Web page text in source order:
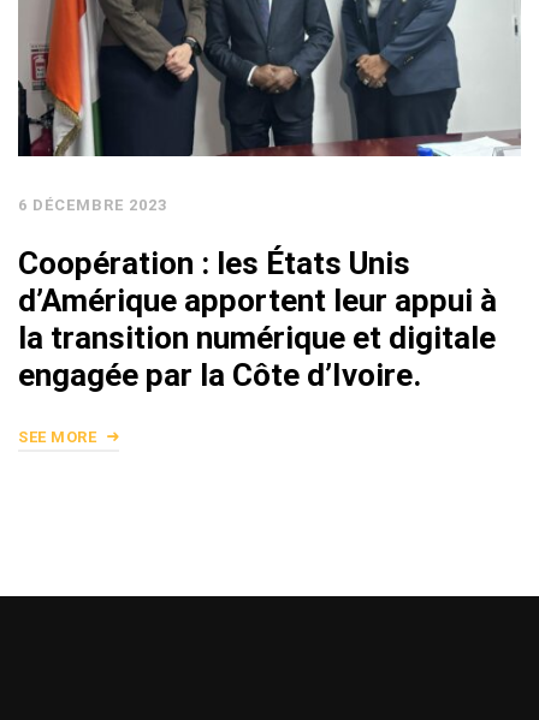
6 DÉCEMBRE 2023
Coopération : les États Unis
d’Amérique apportent leur appui à
la transition numérique et digitale
engagée par la Côte d’Ivoire.
SEE MORE